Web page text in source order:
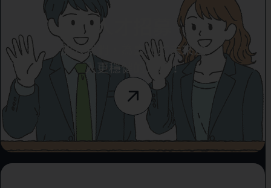
人才招募
加入我們，為臺北的未來注
入更穩健的力量！